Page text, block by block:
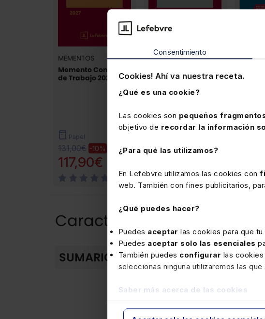
Consentimiento
Cookies! Ahí va nuestra receta.
¿Qué es una cookie?
Las cookies son pequeños
objetivo de recordar la información
¿Para qué las utilizamos?
En Lefebvre utilizamos las cookies con
web. También con fines publicitarios,
¿Qué puedes hacer?
Puedes aceptar las cookies para que
Puedes aceptar solo las esenciales
También puedes configurar las
seleccionas ninguna utilizaremos las
Saber más acerca de las cookies
MEMENTOS
Memento Contrato
de Trabajo 2027
Papel
131,00€ -10%
117,90€
(3)
MEMENTOS
de Trabajo 2027-
105,00€ -10%
(2)
Características del
SUMARIO
Plan general
Introducción
PARTE I. ACCIONES CIVILES
Capítulo 1. Acciones civiles